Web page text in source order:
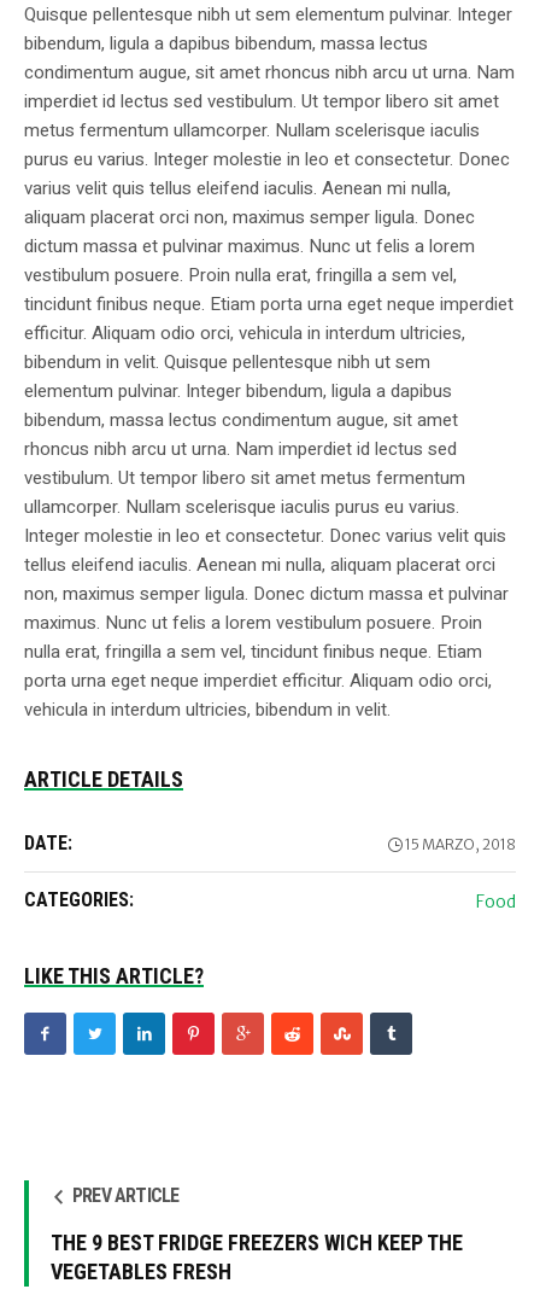
Quisque pellentesque nibh ut sem elementum pulvinar. Integer
bibendum, ligula a dapibus bibendum, massa lectus
condimentum augue, sit amet rhoncus nibh arcu ut urna. Nam
imperdiet id lectus sed vestibulum. Ut tempor libero sit amet
metus fermentum ullamcorper. Nullam scelerisque iaculis
purus eu varius. Integer molestie in leo et consectetur. Donec
varius velit quis tellus eleifend iaculis. Aenean mi nulla,
aliquam placerat orci non, maximus semper ligula. Donec
dictum massa et pulvinar maximus. Nunc ut felis a lorem
vestibulum posuere. Proin nulla erat, fringilla a sem vel,
tincidunt finibus neque. Etiam porta urna eget neque imperdiet
efficitur. Aliquam odio orci, vehicula in interdum ultricies,
bibendum in velit. Quisque pellentesque nibh ut sem
elementum pulvinar. Integer bibendum, ligula a dapibus
bibendum, massa lectus condimentum augue, sit amet
rhoncus nibh arcu ut urna. Nam imperdiet id lectus sed
vestibulum. Ut tempor libero sit amet metus fermentum
ullamcorper. Nullam scelerisque iaculis purus eu varius.
Integer molestie in leo et consectetur. Donec varius velit quis
tellus eleifend iaculis. Aenean mi nulla, aliquam placerat orci
non, maximus semper ligula. Donec dictum massa et pulvinar
maximus. Nunc ut felis a lorem vestibulum posuere. Proin
nulla erat, fringilla a sem vel, tincidunt finibus neque. Etiam
porta urna eget neque imperdiet efficitur. Aliquam odio orci,
vehicula in interdum ultricies, bibendum in velit.
ARTICLE DETAILS
DATE: 15 MARZO, 2018
CATEGORIES: Food
LIKE THIS ARTICLE?
PREV ARTICLE
THE 9 BEST FRIDGE FREEZERS WICH KEEP THE
VEGETABLES FRESH